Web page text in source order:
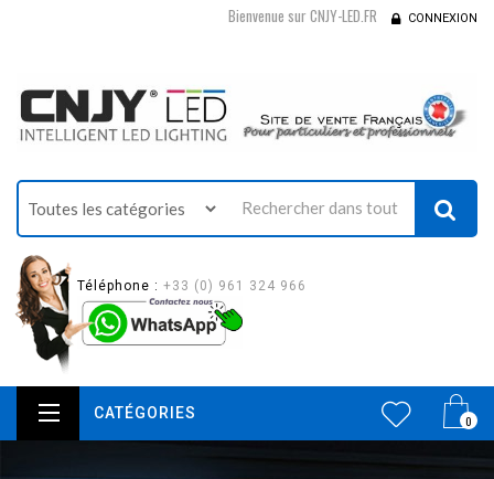
Bienvenue sur CNJY-LED.FR CONNEXION
Téléphone : +33 (0) 961 324 966
0
CATÉGORIES